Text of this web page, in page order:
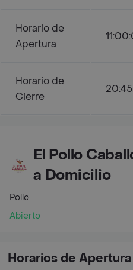
Horario de
Apertura
Horario de
Cierre
El Pollo
a Domicilio
Pollo
Abierto
Horarios de